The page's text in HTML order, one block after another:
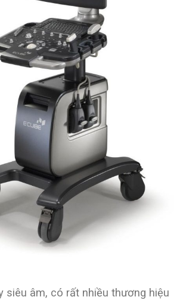
siêu âm, có rất nhiều thương hiệu